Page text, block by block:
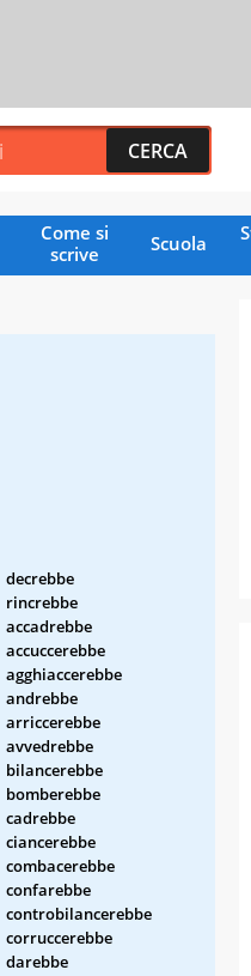
Come si
scrive
Scuola
decrebbe
rincrebbe
accadrebbe
accuccerebbe
agghiaccerebbe
andrebbe
arriccerebbe
avvedrebbe
bilancerebbe
bomberebbe
cadrebbe
ciancerebbe
combacerebbe
confarebbe
controbilancerebbe
corruccerebbe
darebbe